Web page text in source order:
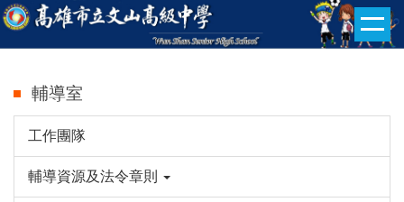
跳
到
內
輔導室
工作團隊
輔導資源及法令章則